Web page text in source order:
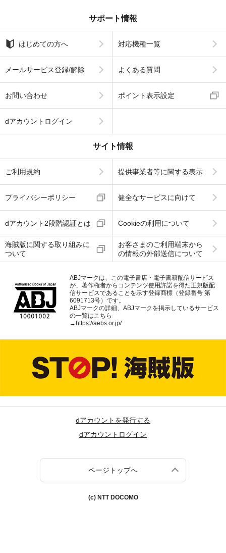
サポート情報
はじめての方へ 対応機種一覧
メールサービス登録/解除 よくある質問
お問い合わせ ポイント表示設定
dアカウントログイン
サイト情報
ご利用規約 提供事業者等に関する表示
プライバシーポリシー 健全なサービスに向けて
dアカウント2段階認証とは Cookieの利用について
海賊版に関する取り組みに
ついて
お客さまのご利用端末から
の情報の外部送信について
ABJマークは、この電子書店・電子書籍配信サービス
が、著作権者からコンテンツ使用許諾を得た正規版配
信サービスであることを示す登録商標（登録番号 第
6091713号）です。
ABJマークの詳細、ABJマークを掲示しているサービス
の一覧はこちら
→https://aebs.or.jp/
dアカウントを発行する
dアカウントログイン
ページトップへ
(c) NTT DOCOMO